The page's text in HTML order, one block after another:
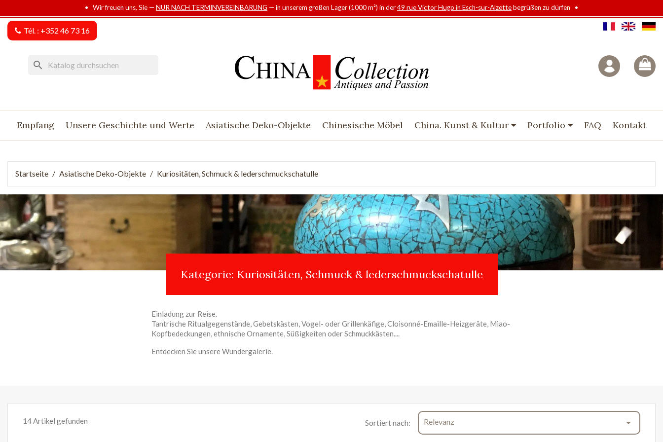
• Wir freuen uns, Sie — NUR NACH TERMINVEREINBARUNG — in unserem großen Lager (1000 m²) in der49 rue Victor Hugo in Esch-sur-Alzettebegrüßen zu dürfen •
Tél. : +352 46 73 16
search
Empfang Unsere Geschichte und Werte Asiatische Deko-Objekte Chinesische Möbel China. Kunst & Kultur Portfolio FAQ Kontakt
Startseite Asiatische Deko-Objekte Kuriositäten, Schmuck & lederschmuckschatulle
Kategorie: Kuriositäten, Schmuck & lederschmuckschatulle
Einladung zur Reise.
Tantrische Ritualgegenstände, Gebetskästen, Vogel- oder Grillenkäfige, Cloisonné-Emaille-Heizgeräte, Miao-
Kopfbedeckungen, ethnische Ornamente, Süßigkeiten oder Schmuckkästen....
Entdecken Sie unsere Wundergalerie.
14 Artikel gefunden Sortiert nach: Relevanz 